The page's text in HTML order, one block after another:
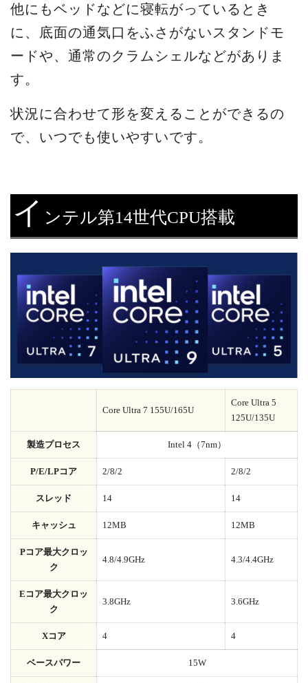
他にもベッドなどに寝転がっているとき
に、底面の通気口をふさがないスタンドモ
ードや、通常のクラムシェルなどがありま
す。
状況に合わせて形を変えることができるの
で、いつでも使いやすいです。
イ ンテル第14世代CPU搭載
Core Ultra 7 155U/165U
Core Ultra 5
125U/135U
製造プロセス Intel 4（7nm）
P/E/LPコア 2/8/2 2/8/2
スレッド 14 14
キャッシュ 12MB 12MB
Pコア最大クロッ
ク
4.8/4.9GHz 4.3/4.4GHz
Eコア最大クロッ
ク
3.8GHz 3.6GHz
Xコア 4 4
ベースパワー 15W